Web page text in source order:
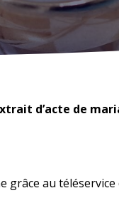
d’acte de
au téléservice